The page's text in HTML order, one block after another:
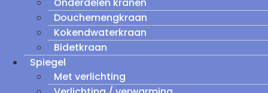
Douchemengkraan
Kokendwaterkraan
Bidetkraan
Spiegel
Met verlichting